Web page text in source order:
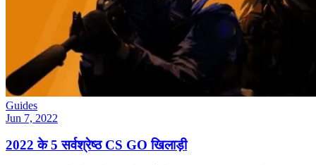
Guides
Jun 7, 2022
2022 के 5 सर्वश्रेष्ठ CS GO खिलाड़ी